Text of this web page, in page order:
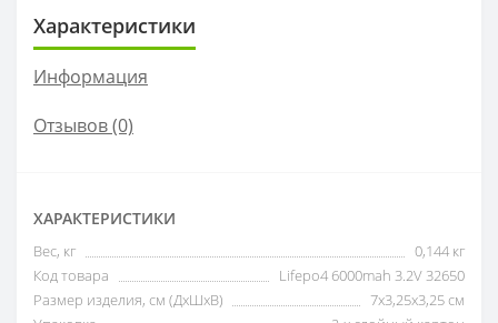
Характеристики
Информация
Отзывов (0)
ХАРАКТЕРИСТИКИ
Вес, кг
0,144 кг
Код товара
Lifepo4 6000mah 3.2V 32650
Размер изделия, см (ДxШxВ)
7х3,25х3,25 см